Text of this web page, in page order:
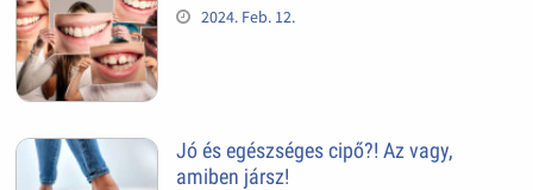
2024. Feb. 12.
Jó és egészséges cipő?! Az vagy,
amiben jársz!